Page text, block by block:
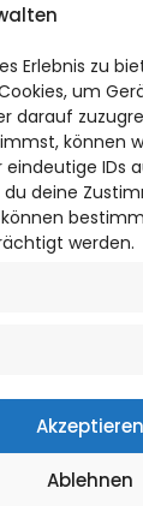
Erlebnis zu
um
darauf
können
IDs
deine
werden.
Akzeptieren
Ablehnen
– 65